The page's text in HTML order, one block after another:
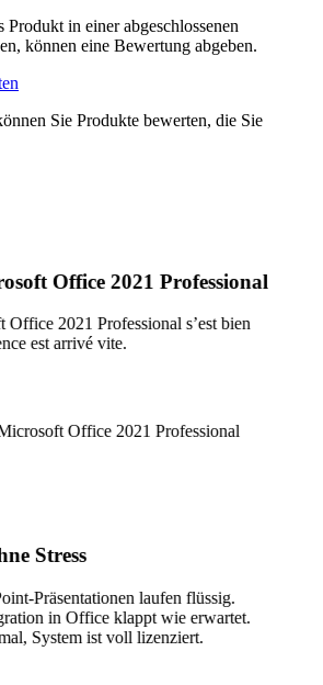
in einer abgeschlossenen
können eine Bewertung abgeben.
Sie Produkte bewerten, die Sie
Office 2021 Professional
2021 Professional s’est bien
est arrivé vite.
Office 2021 Professional
Stress
Präsentationen laufen flüssig.
in Office klappt wie erwartet.
System ist voll lizenziert.